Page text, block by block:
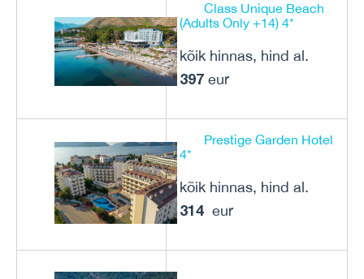
Class Unique Beach
(Adults Only +14) 4*
kõik hinnas, hind al.
397 eur
Prestige Garden Hotel
4*
kõik hinnas, hind al.
314 eur